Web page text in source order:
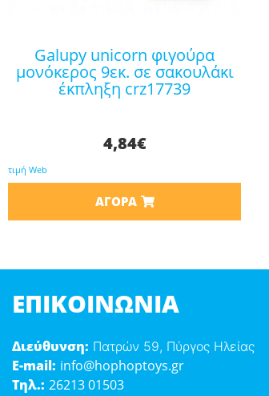
galupy unicorn φιγούρα
μονόκερος 9εκ. σε σακουλάκι
έκπληξη crz17739
4,84€
τιμή Web
ΑΓΟΡΆ
ΕΠΙΚΟΙΝΩΝΊΑ
Διεύθυνση: Πατρών 59, Πύργος Ηλείας
E-mail: info@hophoptoys.gr
Τηλ.: 26213 01503